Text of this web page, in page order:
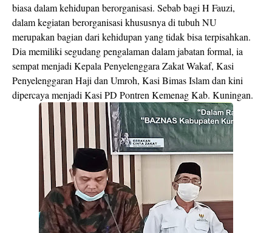
biasa dalam kehidupan berorganisasi. Sebab bagi H Fauzi,
dalam kegiatan berorganisasi khususnya di tubuh NU
merupakan bagian dari kehidupan yang tidak bisa terpisahkan.
Dia memiliki segudang pengalaman dalam jabatan formal, ia
sempat menjadi Kepala Penyelenggara Zakat Wakaf, Kasi
Penyelenggaran Haji dan Umroh, Kasi Bimas Islam dan kini
dipercaya menjadi Kasi PD Pontren Kemenag Kab. Kuningan.